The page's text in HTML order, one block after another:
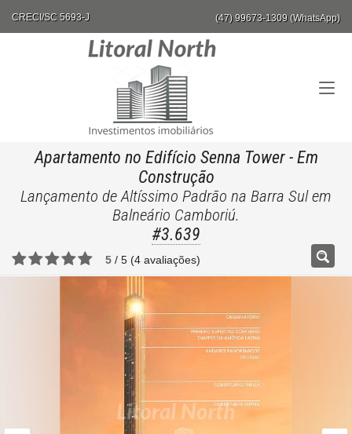
CRECI/SC 5693-J (47) 99673-1309 (WhatsApp)
Apartamento no Edifício Senna Tower- Em
Construção
Lançamento de Altíssimo Padrão na Barra Sul em
Balneário Camboriú.
#3.639
5 / 5 (4 avaliações)